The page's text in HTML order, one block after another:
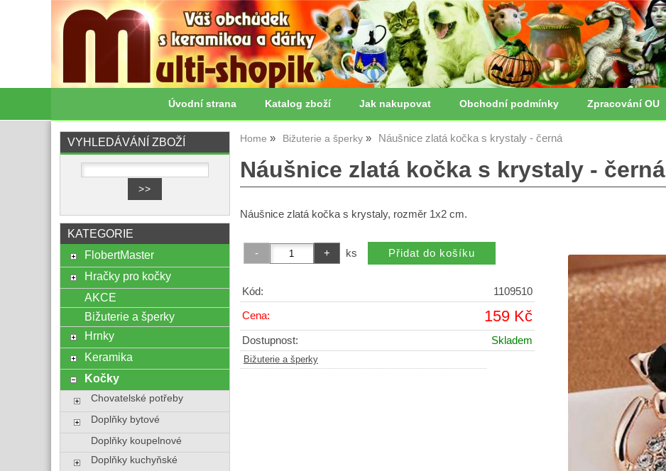
Úvodní strana Katalog zboží Jak nakupovat Obchodní podmínky Zpracování OU
Home Bižuterie a šperky Náušnice zlatá kočka s krystaly - černá
Náušnice zlatá kočka s krystaly - černá
Náušnice zlatá kočka s krystaly, rozměr 1x2 cm.
ks
Kód: 1109510
Cena: 159 Kč
Dostupnost: Skladem
Bižuterie a šperky
VYHLEDÁVÁNÍ ZBOŽÍ
KATEGORIE
FlobertMaster
Hračky pro kočky
AKCE
Bižuterie a šperky
Hrnky
Keramika
Kočky
Chovatelské potřeby
Doplňky bytové
Doplňky koupelnové
Doplňky kuchyňské